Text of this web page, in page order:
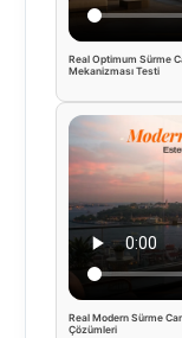
Real Optimum Sürme
Mekanizması Testi
Real Modern Sürme
Çözümleri